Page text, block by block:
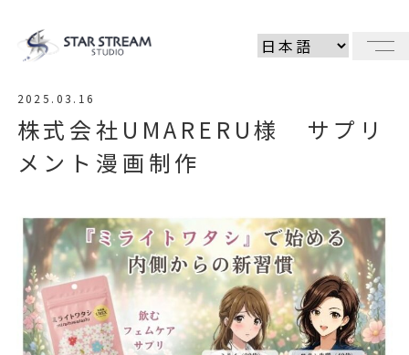
2025.03.16
株式会社UMARERU様 サプリ
メント漫画制作